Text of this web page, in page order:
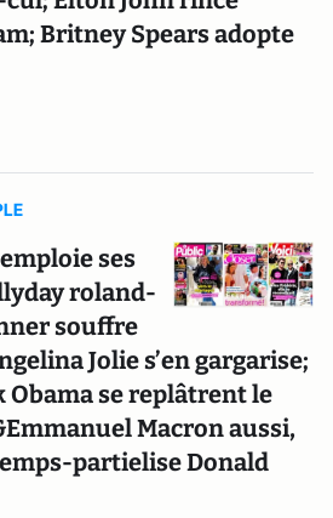
Britney Spears adopte
ses
roland-
souffre
Jolie s’en gargarise;
Obama se replâtrent le
Macron aussi,
partielise Donald